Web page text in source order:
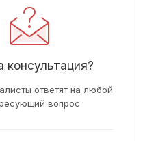
консультация?
ответят на любой
вопрос